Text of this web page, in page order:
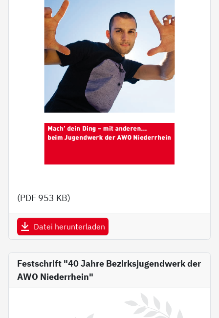
(PDF 953 KB)
Datei herunterladen
Festschrift "40 Jahre Bezirksjugendwerk der
AWO Niederrhein"